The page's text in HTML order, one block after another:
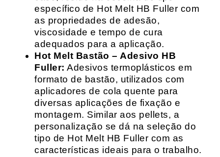
específico de Hot Melt HB Fuller com
as propriedades de adesão,
viscosidade e tempo de cura
adequados para a aplicação.
Hot Melt Bastão – Adesivo HB
Fuller: Adesivos termoplásticos em
formato de bastão, utilizados com
aplicadores de cola quente para
diversas aplicações de fixação e
montagem. Similar aos pellets, a
personalização se dá na seleção do
tipo de Hot Melt HB Fuller com as
características ideais para o trabalho.